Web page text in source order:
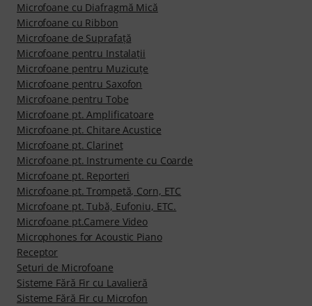
Microfoane cu Diafragmă Mică
Microfoane cu Ribbon
Microfoane de Suprafaţă
Microfoane pentru Instalaţii
Microfoane pentru Muzicuţe
Microfoane pentru Saxofon
Microfoane pentru Tobe
Microfoane pt. Amplificatoare
Microfoane pt. Chitare Acustice
Microfoane pt. Clarinet
Microfoane pt. Instrumente cu Coarde
Microfoane pt. Reporteri
Microfoane pt. Trompetă, Corn, ETC
Microfoane pt. Tubă, Eufoniu, ETC.
Microfoane pt.Camere Video
Microphones for Acoustic Piano
Receptor
Seturi de Microfoane
Sisteme Fără Fir cu Lavalieră
Sisteme Fără Fir cu Microfon